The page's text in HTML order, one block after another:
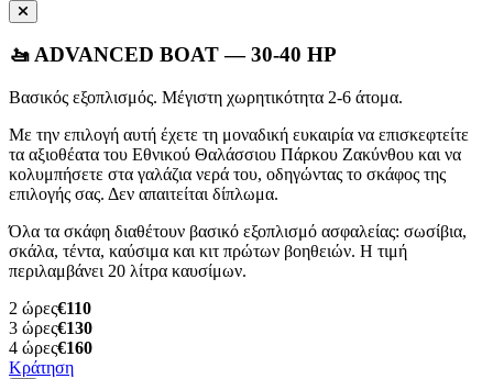
🚤 ADVANCED BOAT — 30-40 HP
Βασικός εξοπλισμός. Μέγιστη χωρητικότητα 2-6 άτομα.
Με την επιλογή αυτή έχετε τη μοναδική ευκαιρία να επισκεφτείτε
τα αξιοθέατα του Εθνικού Θαλάσσιου Πάρκου Ζακύνθου και να
κολυμπήσετε στα γαλάζια νερά του, οδηγώντας το σκάφος της
επιλογής σας. Δεν απαιτείται δίπλωμα.
Όλα τα σκάφη διαθέτουν βασικό εξοπλισμό ασφαλείας: σωσίβια,
σκάλα, τέντα, καύσιμα και κιτ πρώτων βοηθειών. Η τιμή
περιλαμβάνει 20 λίτρα καυσίμων.
2 ώρες€110
3 ώρες€130
4 ώρες€160
Κράτηση